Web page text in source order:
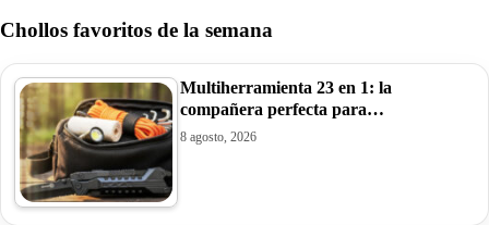
Chollos favoritos de la semana
Multiherramienta 23 en 1: la
compañera perfecta para…
8 agosto, 2026